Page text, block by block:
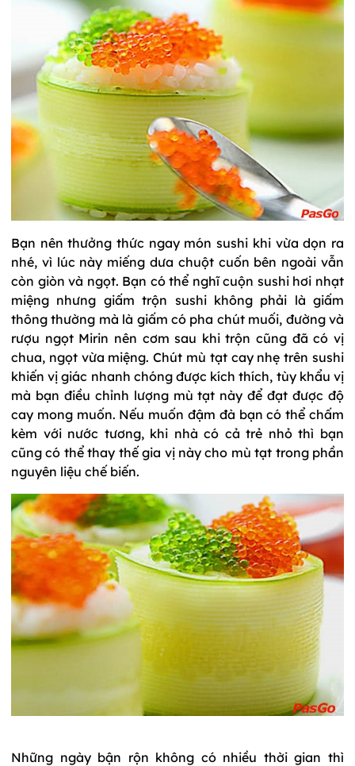
Bạn nên thưởng thức ngay món sushi khi vừa dọn ra
nhé, vì lúc này miếng dưa chuột cuốn bên ngoài vẫn
còn giòn và ngọt. Bạn có thể nghĩ cuộn sushi hơi nhạt
miệng nhưng giấm trộn sushi không phải là giấm
thông thường mà là giấm có pha chút muối, đường và
rượu ngọt Mirin nên cơm sau khi trộn cũng đã có vị
chua, ngọt vừa miệng. Chút mù tạt cay nhẹ trên sushi
khiến vị giác nhanh chóng được kích thích, tùy khẩu vị
mà bạn điều chỉnh lượng mù tạt này để đạt được độ
cay mong muốn. Nếu muốn đậm đà bạn có thể chấm
kèm với nước tương, khi nhà có cả trẻ nhỏ thì bạn
cũng có thể thay thế gia vị này cho mù tạt trong phần
nguyên liệu chế biến.
Những ngày bận rộn không có nhiều thời gian thì